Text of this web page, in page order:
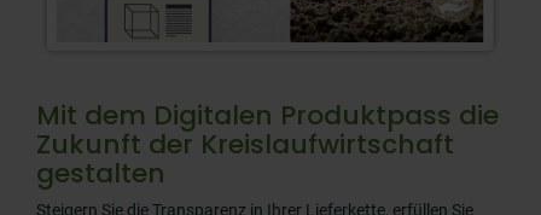
Mit dem Digitalen Produktpass die
Zukunft der Kreislaufwirtschaft
gestalten
Steigern Sie die Transparenz in Ihrer Lieferkette, erfüllen Sie